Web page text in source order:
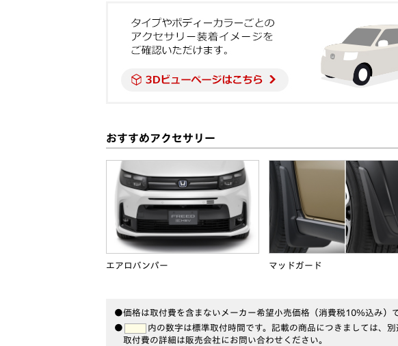
おすすめアクセサリー
エアロバンパー マッドガード
●価格は取付費を含まないメーカー希望小売価格（消費税10％込み）
●
内の数字は標準取付時間です。記載の商品につきましては、別
取付費の詳細は販売会社にお問い合わせください。